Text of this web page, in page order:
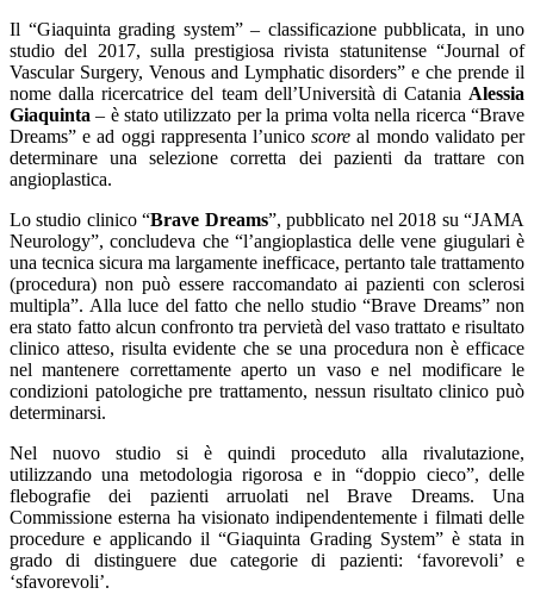
Il “Giaquinta grading system” – classificazione pubblicata, in uno
studio del 2017, sulla prestigiosa rivista statunitense “Journal of
Vascular Surgery, Venous and Lymphatic disorders” e che prende il
nome dalla ricercatrice del team dell’Università di Catania Alessia
Giaquinta – è stato utilizzato per la prima volta nella ricerca “Brave
Dreams” e ad oggi rappresenta l’unicoscore al mondo validato per
determinare una selezione corretta dei pazienti da trattare con
angioplastica.
Lo studio clinico “Brave Dreams”, pubblicato nel 2018 su “JAMA
Neurology”, concludeva che “l’angioplastica delle vene giugulari è
una tecnica sicura ma largamente inefficace, pertanto tale trattamento
(procedura) non può essere raccomandato ai pazienti con sclerosi
multipla”. Alla luce del fatto che nello studio “Brave Dreams” non
era stato fatto alcun confronto tra pervietà del vaso trattato e risultato
clinico atteso, risulta evidente che se una procedura non è efficace
nel mantenere correttamente aperto un vaso e nel modificare le
condizioni patologiche pre trattamento, nessun risultato clinico può
determinarsi.
Nel nuovo studio si è quindi proceduto alla rivalutazione,
utilizzando una metodologia rigorosa e in “doppio cieco”, delle
flebografie dei pazienti arruolati nel Brave Dreams. Una
Commissione esterna ha visionato indipendentemente i filmati delle
procedure e applicando il “Giaquinta Grading System” è stata in
grado di distinguere due categorie di pazienti: ‘favorevoli’ e
‘sfavorevoli’.